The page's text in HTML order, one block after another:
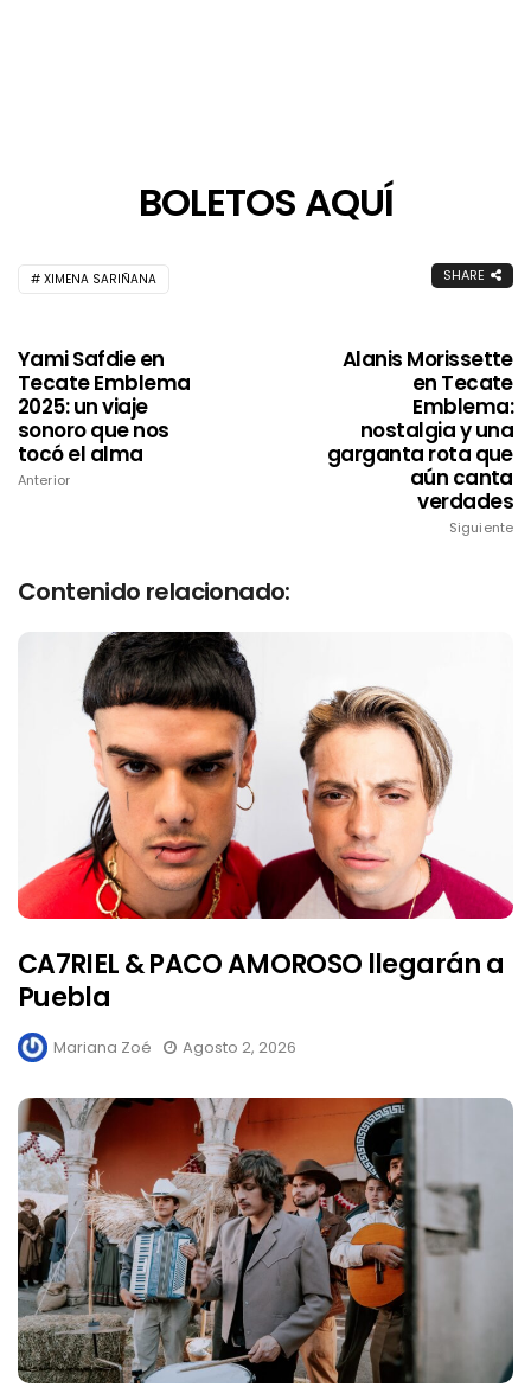
BOLETOS AQUÍ
XIMENA SARIÑANA SHARE
Yami Safdie en
Tecate Emblema
2025: un viaje
sonoro que nos
tocó el alma
Anterior
Alanis Morissette
en Tecate
Emblema:
nostalgia y una
garganta rota que
aún canta
verdades
Siguiente
Contenido relacionado:
CA7RIEL & PACO AMOROSO llegarán a
Puebla
Mariana Zoé Agosto 2, 2026